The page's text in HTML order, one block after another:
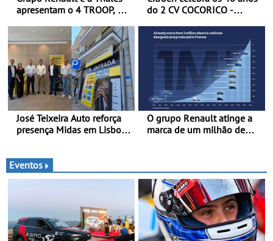
apresentam o 4 TROOP, um
para futuras missões das
forças terrestres
do 2 CV COCORICO -
camisola tricolor
José Teixeira Auto reforça
presença Midas em Lisboa
nova unidade em Vialonga
O grupo Renault atinge a
marca de um milhão de
Eventos